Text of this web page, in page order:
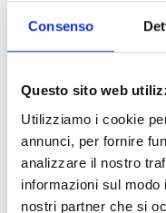
Consenso
Questo sito web
Utilizziamo i cookie
annunci, per fornire
analizzare il nostro
informazioni sul
nostri partner che si
The film show is
oltre” (Let’s look
Capannori Twelve
other never
almost clandestine
“Lontano da Lei”,
success, but all
ours, or denounce